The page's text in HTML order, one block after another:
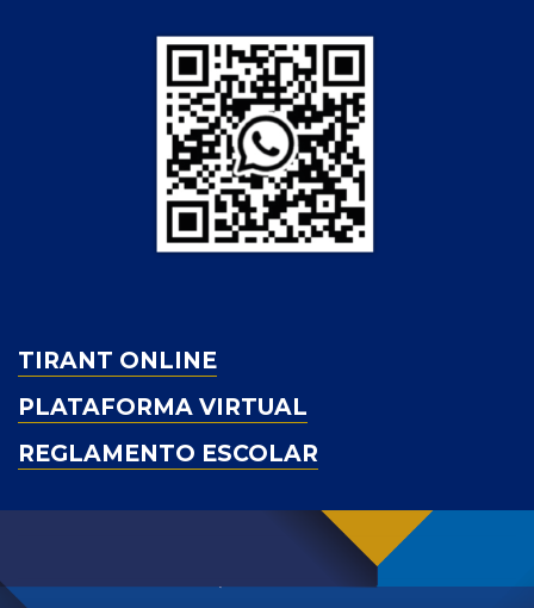
TIRANT ONLINE
PLATAFORMA VIRTUAL
REGLAMENTO ESCOLAR